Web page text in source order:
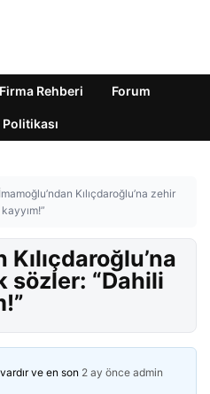
Firma Rehberi Forum
İmamoğlu’ndan Kılıçdaroğlu’na zehir
sözler: “Dahili
ve en son 2 ay önce admin